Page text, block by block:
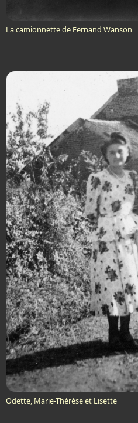
La camionnette de Fernand Wanson
Odette, Marie-Thérèse et Lisette